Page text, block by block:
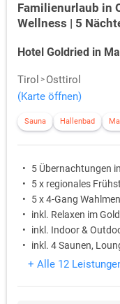
Familienurlaub in
Wellness | 5
Hotel Goldried in
Tirol
Osttirol
(Karte öffnen)
Sauna Hallenbad
5 Übernachtungen
5 x regionales
5 x 4-Gang
inkl. Relaxen im
inkl. Indoor &
inkl. 4 Saunen,
+ Alle 12